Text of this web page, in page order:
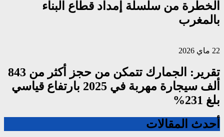
الخطرة من سلسلة إمداد قطاع البناء
بالمغرب
22 ماي 2026
تقرير: الجمارك تتمكن من حجز أكثر من 843
ألف سيجارة مهربة في 2025 بارتفاع قياسي
بلغ 231%
أحدث المقالات